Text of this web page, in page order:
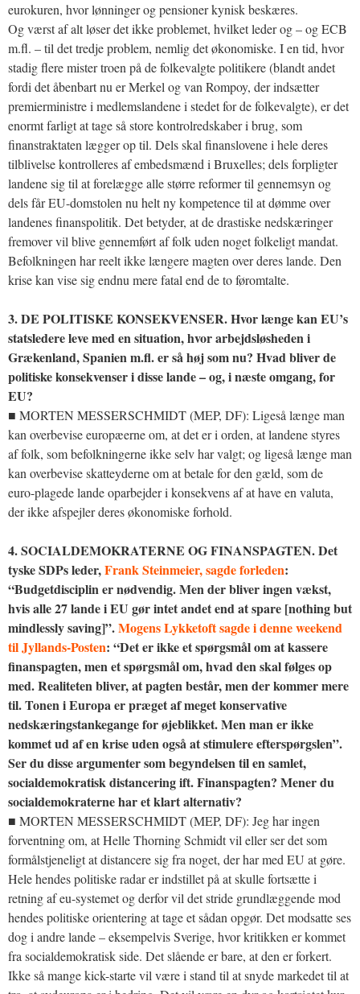
eurokuren, hvor lønninger og pensioner kynisk beskæres.
Og værst af alt løser det ikke problemet, hvilket leder og – og ECB
m.fl. – til det tredje problem, nemlig det økonomiske. I en tid, hvor
stadig flere mister troen på de folkevalgte politikere (blandt andet
fordi det åbenbart nu er Merkel og van Rompoy, der indsætter
premierministre i medlemslandene i stedet for de folkevalgte), er det
enormt farligt at tage så store kontrolredskaber i brug, som
finanstraktaten lægger op til. Dels skal finanslovene i hele deres
tilblivelse kontrolleres af embedsmænd i Bruxelles; dels forpligter
landene sig til at forelægge alle større reformer til gennemsyn og
dels får EU-domstolen nu helt ny kompetence til at dømme over
landenes finanspolitik. Det betyder, at de drastiske nedskæringer
fremover vil blive gennemført af folk uden noget folkeligt mandat.
Befolkningen har reelt ikke længere magten over deres lande. Den
krise kan vise sig endnu mere fatal end de to føromtalte.
3. DE POLITISKE KONSEKVENSER. Hvor længe kan EU’s
statsledere leve med en situation, hvor arbejdsløsheden i
Grækenland, Spanien m.fl. er så høj som nu? Hvad bliver de
politiske konsekvenser i disse lande – og, i næste omgang, for
EU?
■ MORTEN MESSERSCHMIDT (MEP, DF): Ligeså længe man
kan overbevise europæerne om, at det er i orden, at landene styres
af folk, som befolkningerne ikke selv har valgt; og ligeså længe man
kan overbevise skatteyderne om at betale for den gæld, som de
euro-plagede lande oparbejder i konsekvens af at have en valuta,
der ikke afspejler deres økonomiske forhold.
4. SOCIALDEMOKRATERNE OG FINANSPAGTEN. Det
tyske SDPs leder,Frank Steinmeier, sagde forleden:
“Budgetdisciplin er nødvendig. Men der bliver ingen vækst,
hvis alle 27 lande i EU gør intet andet end at spare [nothing but
mindlessly saving]”.Mogens Lykketoft sagde i denne weekend
til Jyllands-Posten: “Det er ikke et spørgsmål om at kassere
finanspagten, men et spørgsmål om, hvad den skal følges op
med. Realiteten bliver, at pagten består, men der kommer mere
til. Tonen i Europa er præget af meget konservative
nedskæringstankegange for øjeblikket. Men man er ikke
kommet ud af en krise uden også at stimulere efterspørgslen”.
Ser du disse argumenter som begyndelsen til en samlet,
socialdemokratisk distancering ift. Finanspagten? Mener du
socialdemokraterne har et klart alternativ?
■ MORTEN MESSERSCHMIDT (MEP, DF): Jeg har ingen
forventning om, at Helle Thorning Schmidt vil eller ser det som
formålstjeneligt at distancere sig fra noget, der har med EU at gøre.
Hele hendes politiske radar er indstillet på at skulle fortsætte i
retning af eu-systemet og derfor vil det stride grundlæggende mod
hendes politiske orientering at tage et sådan opgør. Det modsatte ses
dog i andre lande – eksempelvis Sverige, hvor kritikken er kommet
fra socialdemokratisk side. Det slående er bare, at den er forkert.
Ikke så mange kick-starte vil være i stand til at snyde markedet til at